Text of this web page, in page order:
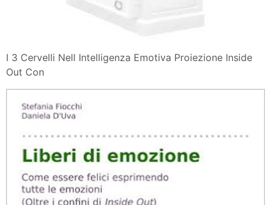
I 3 Cervelli Nell Intelligenza Emotiva Proiezione Inside
Out Con